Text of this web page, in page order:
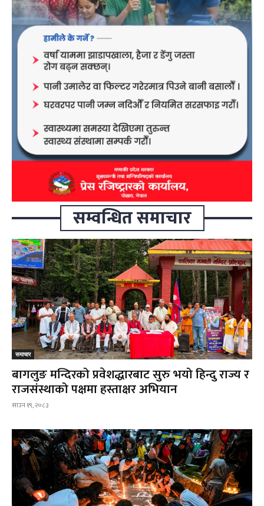
सम्वन्धित समाचार
समाचार
बागलुङ मन्दिरको प्रवेशद्धारबाट सुरु भयो हिन्दु राज्य र
राजसंस्थाको पक्षमा हस्ताक्षर अभियान
साउन १९, २०८३